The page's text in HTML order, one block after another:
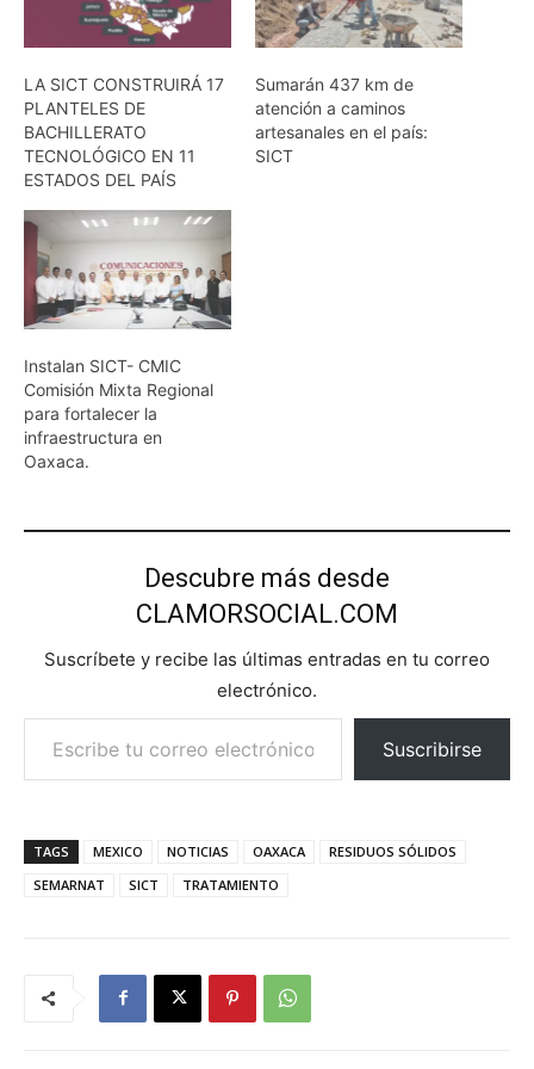
LA SICT CONSTRUIRÁ 17
PLANTELES DE
BACHILLERATO
TECNOLÓGICO EN 11
ESTADOS DEL PAÍS
Sumarán 437 km de
atención a caminos
artesanales en el país:
SICT
Instalan SICT- CMIC
Comisión Mixta Regional
para fortalecer la
infraestructura en
Oaxaca.
Descubre más desde
CLAMORSOCIAL.COM
Suscríbete y recibe las últimas entradas en tu correo
electrónico.
Escribe tu correo electrónico…
Suscribirse
TAGS MEXICO NOTICIAS OAXACA
RESIDUOS SÓLIDOS
SEMARNAT
SICT TRATAMIENTO